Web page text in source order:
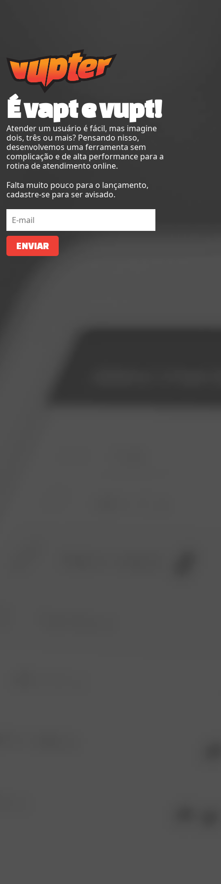
É vapt e vupt!
Atender um usuário é fácil, mas imagine
dois, três ou mais? Pensando nisso,
desenvolvemos uma ferramenta sem
complicação e de alta performance para a
rotina de atendimento online.
Falta muito pouco para o lançamento,
cadastre-se para ser avisado.
ENVIAR